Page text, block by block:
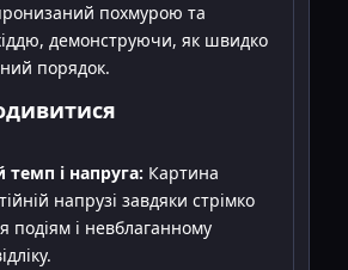
похмурою та
демонструючи, як швидко
порядок.
темп і напруга: Картина
напрузі завдяки стрімко
подіям і невблаганному